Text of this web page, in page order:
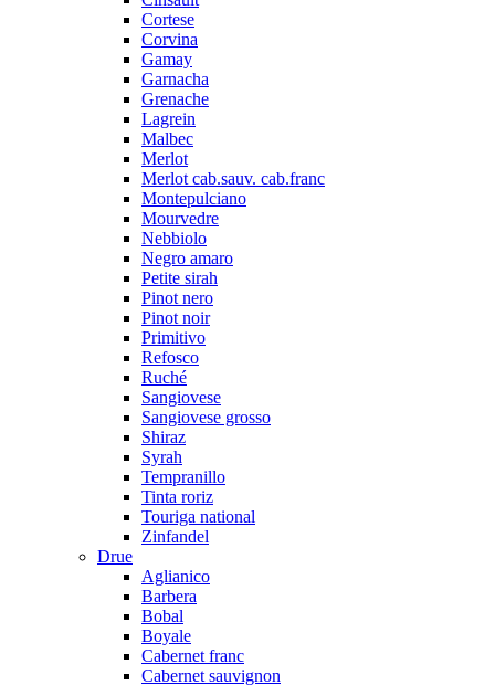
Cortese
Corvina
Gamay
Garnacha
Grenache
Lagrein
Malbec
Merlot
Merlot cab.sauv. cab.franc
Montepulciano
Mourvedre
Nebbiolo
Negro amaro
Petite sirah
Pinot nero
Pinot noir
Primitivo
Refosco
Ruché
Sangiovese
Sangiovese grosso
Shiraz
Syrah
Tempranillo
Tinta roriz
Touriga national
Zinfandel
Drue
Aglianico
Barbera
Bobal
Boyale
Cabernet franc
Cabernet sauvignon